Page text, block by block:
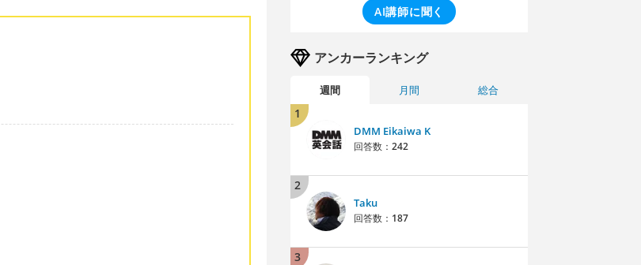
AI講師に聞く
アンカーランキング
週間 月間 総合
1
DMM Eikaiwa K
回答数： 242
2
Taku
回答数： 187
3